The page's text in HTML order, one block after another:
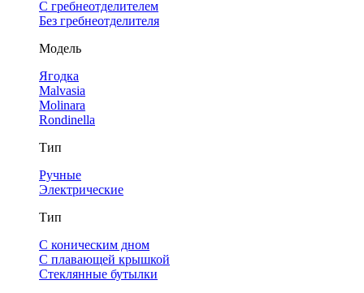
С гребнеотделителем
Без гребнеотделителя
Модель
Ягодка
Malvasia
Molinara
Rondinella
Тип
Ручные
Электрические
Тип
С коническим дном
С плавающей крышкой
Стеклянные бутылки